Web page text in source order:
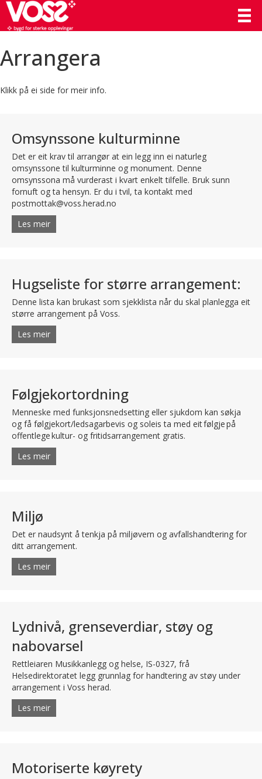
Arrangera
Klikk på ei side for meir info.
Omsynssone kulturminne
Det er eit krav til arrangør at ein legg inn ei naturleg
omsynssone til kulturminne og monument. Denne
omsynssona må vurderast i kvart enkelt tilfelle. Bruk sunn
fornuft og ta hensyn. Er du i tvil, ta kontakt med
postmottak@voss.herad.no
Les meir
Hugseliste for større arrangement:
Denne lista kan brukast som sjekklista når du skal planlegga eit
større arrangement på Voss.
Les meir
Følgjekortordning
Menneske med funksjonsnedsetting eller sjukdom kan søkja
og få følgjekort/ledsagarbevis og soleis ta med eit følgje på
offentlege kultur- og fritidsarrangement gratis.
Les meir
Miljø
Det er naudsynt å tenkja på miljøvern og avfallshandtering for
ditt arrangement.
Les meir
Lydnivå, grenseverdiar, støy og
nabovarsel
Rettleiaren Musikkanlegg og helse, IS-0327, frå
Helsedirektoratet legg grunnlag for handtering av støy under
arrangement i Voss herad.
Les meir
Motoriserte køyrety